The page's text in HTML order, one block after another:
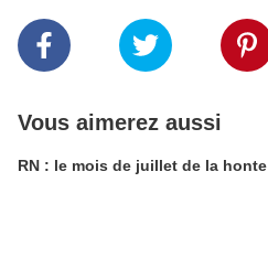
Vous aimerez aussi
RN : le mois de juillet de la honte